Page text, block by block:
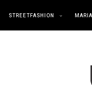
STREETFASHION MARIA